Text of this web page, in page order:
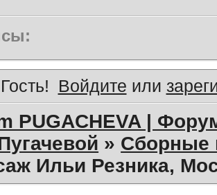
Войдите или
PUGACHEVA |
» Сборные
Ильи Резника,